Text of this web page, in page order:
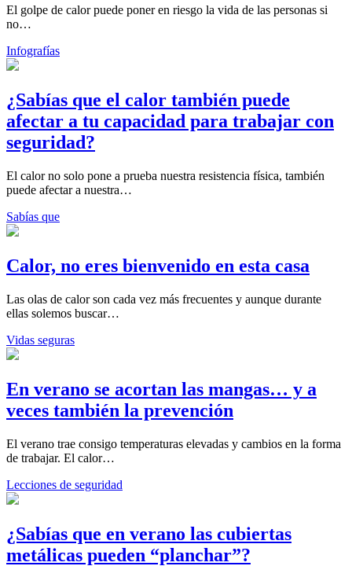
El golpe de calor puede poner en riesgo la vida de las personas si
no…
Infografías
¿Sabías que el calor también puede
afectar a tu capacidad para trabajar con
seguridad?
El calor no solo pone a prueba nuestra resistencia física, también
puede afectar a nuestra…
Sabías que
Calor, no eres bienvenido en esta casa
Las olas de calor son cada vez más frecuentes y aunque durante
ellas solemos buscar…
Vidas seguras
En verano se acortan las mangas… y a
veces también la prevención
El verano trae consigo temperaturas elevadas y cambios en la forma
de trabajar. El calor…
Lecciones de seguridad
¿Sabías que en verano las cubiertas
metálicas pueden “planchar”?